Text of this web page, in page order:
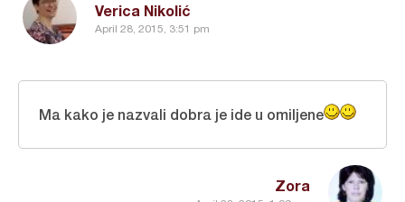
Verica Nikolić
April 28, 2015, 3:51 pm
Zora
Ma kako je nazvali dobra je ide u omiljene